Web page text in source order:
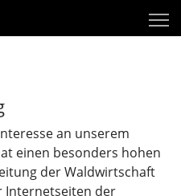
an unserem
einen besonders hohen
der Waldwirtschaft
Internetseiten der